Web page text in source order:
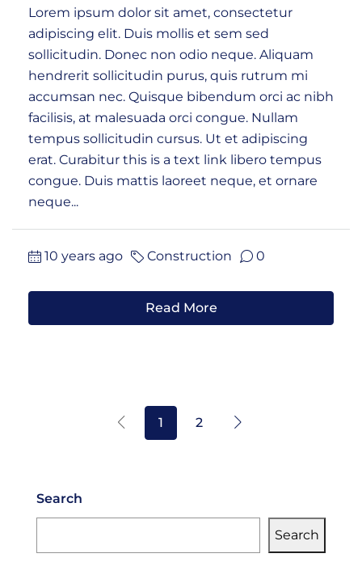
Lorem ipsum dolor sit amet, consectetur
adipiscing elit. Duis mollis et sem sed
sollicitudin. Donec non odio neque. Aliquam
hendrerit sollicitudin purus, quis rutrum mi
accumsan nec. Quisque bibendum orci ac nibh
facilisis, at malesuada orci congue. Nullam
tempus sollicitudin cursus. Ut et adipiscing
erat. Curabitur this is a text link libero tempus
congue. Duis mattis laoreet neque, et ornare
neque...
10 years ago Construction 0
Read More
1 2
Search
Search